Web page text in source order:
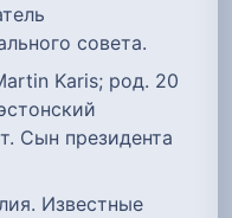
совета.
Karis; род. 20
Сын президента
Известные